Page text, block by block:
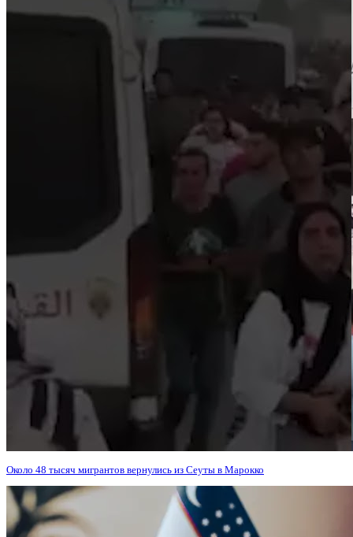
Около 48 тысяч мигрантов вернулись из Сеуты в Марокко